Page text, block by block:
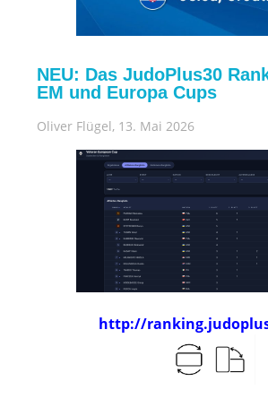
NEU: Das JudoPlus30
EM und Europa Cups
Oliver Flügel, 13. Mai 2026
http://